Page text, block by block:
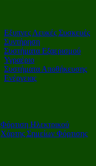
Εξυπνες Λευκές Συσκευές
Συντήρηση
Συστήματα Εξαερισμού
Υγραέριο
Συστήματα Αποθήκευσης
Ενέργειας
Φόρτιση Ηλεκτρικού
Χάρτης Σημείων Φόρτισης